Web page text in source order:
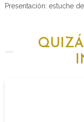
Presentación: estuche